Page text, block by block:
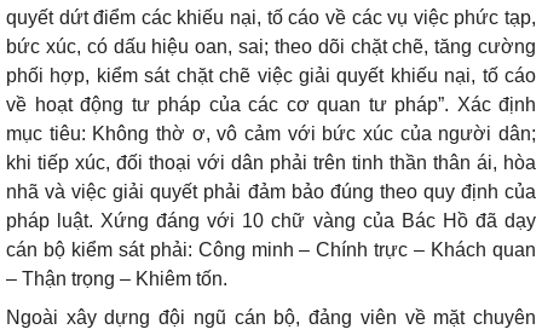
quyết dứt điểm các khiếu nại, tố cáo về các vụ việc phức tạp,
bức xúc, có dấu hiệu oan, sai; theo dõi chặt chẽ, tăng cường
phối hợp, kiểm sát chặt chẽ việc giải quyết khiếu nại, tố cáo
về hoạt động tư pháp của các cơ quan tư pháp”. Xác định
mục tiêu: Không thờ ơ, vô cảm với bức xúc của người dân;
khi tiếp xúc, đối thoại với dân phải trên tinh thần thân ái, hòa
nhã và việc giải quyết phải đảm bảo đúng theo quy định của
pháp luật. Xứng đáng với 10 chữ vàng của Bác Hồ đã dạy
cán bộ kiểm sát phải: Công minh – Chính trực – Khách quan
– Thận trọng – Khiêm tốn.
Ngoài xây dựng đội ngũ cán bộ, đảng viên về mặt chuyên